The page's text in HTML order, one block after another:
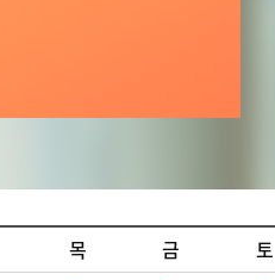
목 금
토